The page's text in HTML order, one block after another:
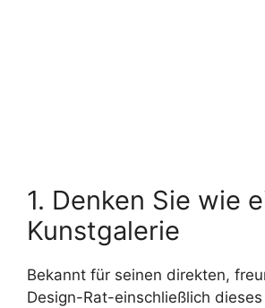
1. Denken Sie wie
Kunstgalerie
Bekannt für seinen direkten,
Design-Rat-einschließlich